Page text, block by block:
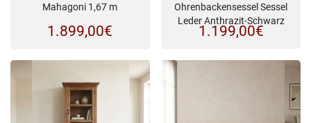
Mahagoni 1,67 m
1.899,00€
Ohrenbackensessel Sessel
Leder Anthrazit-Schwarz
1.199,00€